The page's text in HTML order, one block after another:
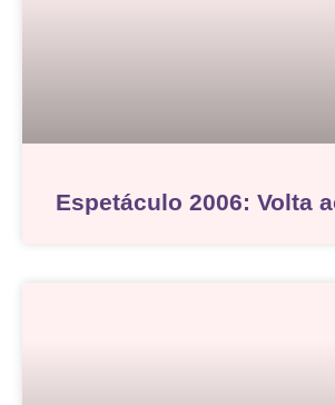
Espetáculo 2006: Volta